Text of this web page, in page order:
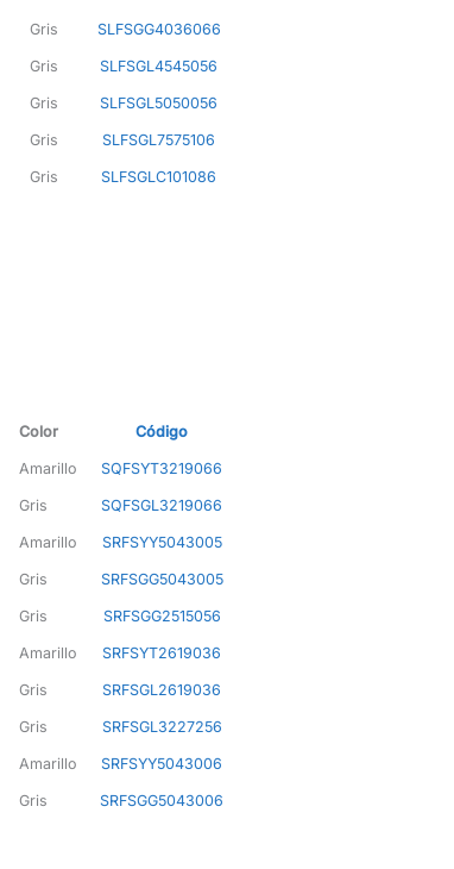
Gris SLFSGG4036066
Gris SLFSGL4545056
Gris SLFSGL5050056
Gris SLFSGL7575106
Gris SLFSGLC101086
Color Código
Amarillo SQFSYT3219066
Gris SQFSGL3219066
Amarillo SRFSYY5043005
Gris SRFSGG5043005
Gris SRFSGG2515056
Amarillo SRFSYT2619036
Gris SRFSGL2619036
Gris SRFSGL3227256
Amarillo SRFSYY5043006
Gris SRFSGG5043006